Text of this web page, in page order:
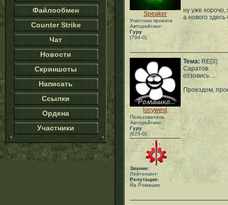
Файлообмен
Counter Strike
Чат
Новости
Скриншоты
Написать
Ссылки
Ордена
Участники
Speaker
Участник проекта
Авторейтинг:
Гуру
(794-0)
ну уже хорочо,
а нового
lucywest
Пользователь
Авторейтинг:
Гуру
(625-0)
Звание:
Лейтенант
Репутация:
Йа Ромашко
Тема: RE[3]:
Саратов
отзовись.....
Проездом,